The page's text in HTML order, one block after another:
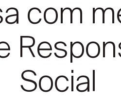
com
Social